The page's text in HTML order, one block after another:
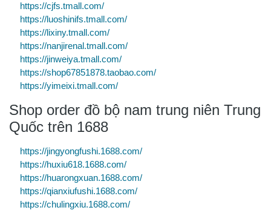
https://cjfs.tmall.com/
https://luoshinifs.tmall.com/
https://lixiny.tmall.com/
https://nanjirenal.tmall.com/
https://jinweiya.tmall.com/
https://shop67851878.taobao.com/
https://yimeixi.tmall.com/
Shop order đồ bộ nam trung niên Trung
Quốc trên 1688
https://jingyongfushi.1688.com/
https://huxiu618.1688.com/
https://huarongxuan.1688.com/
https://qianxiufushi.1688.com/
https://chulingxiu.1688.com/